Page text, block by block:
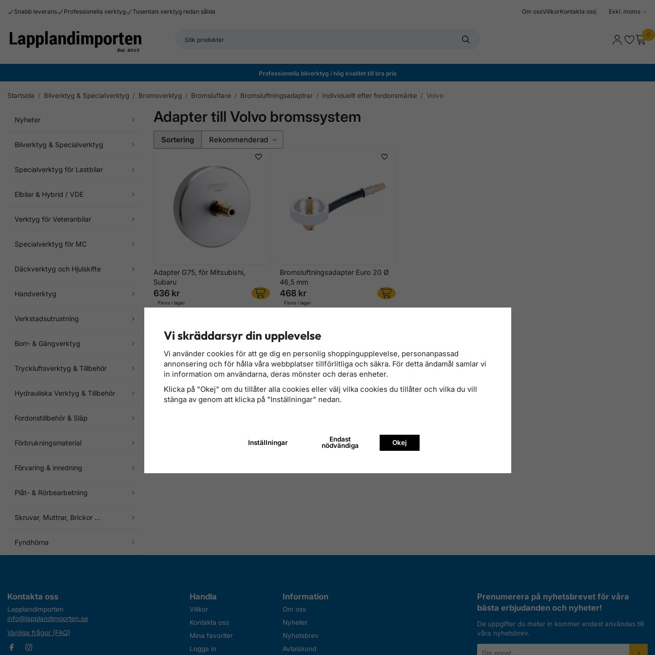
Snabb leverans Professionella verktyg Tusentals verktyg redan sålda Om ossVillkorKontakta oss
Välj
0
Professionella bilverktyg i hög kvalitet till bra pris
Startsida / Bilverktyg & Specialverktyg / Bromsverktyg / Bromsluftare / Bromsluftningsadaptrar / Individuellt efter fordonsmärke / Volvo
Nyheter
Bilverktyg & Specialverktyg
Specialverktyg för Lastbilar
Elbilar & Hybrid / VDE
Verktyg för Veteranbilar
Specialverktyg för MC
Däckverktyg och Hjulskifte
Handverktyg
Verkstadsutrustning
Borr- & Gängverktyg
Tryckluftsverktyg & Tillbehör
Hydrauliska Verktyg & Tillbehör
Fordonstillbehör & Släp
Förbrukningsmaterial
Förvaring & inredning
Plåt- & Rörbearbetning
Skruvar, Muttrar, Brickor ...
Fyndhörna
Adapter till Volvo bromssystem
Sortering
Adapter G75, för Mitsubishi,
Subaru
636 kr
Finns i lager
Bromsluftningsadapter Euro 20 Ø
46,5 mm
468 kr
Finns i lager
Kontakta oss
Lapplandimporten
info@lapplandimporten.se
Vanliga frågor (FAQ)
Handla
Villkor
Kontakta oss
Mina favoriter
Logga in
Information
Om oss
Nyheter
Nyhetsbrev
Avtalskund
Prenumerera på nyhetsbrevet för våra
bästa erbjudanden och nyheter!
De uppgifter du matar in kommer endast användas till
våra nyhetsbrev.
Vi skräddarsyr din upplevelse
Vi använder cookies för att ge dig en personlig shoppingupplevelse, personanpassad
annonsering och för hålla våra webbplatser tillförlitliga och säkra. För detta ändamål samlar vi
in information om användarna, deras mönster och deras enheter.
Klicka på "Okej" om du tillåter alla cookies eller välj vilka cookies du tillåter och vilka du vill
stänga av genom att klicka på "Inställningar" nedan.
Inställningar
Endast
nödvändiga
Okej